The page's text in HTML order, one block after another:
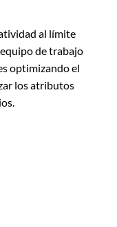
al límite
de trabajo
optimizando el
los atributos